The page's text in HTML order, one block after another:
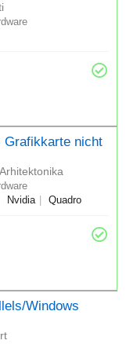
Grafikkarte nicht
Nvidia Quadro
Windows